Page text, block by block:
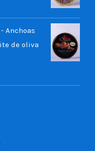
Anchoas
de oliva